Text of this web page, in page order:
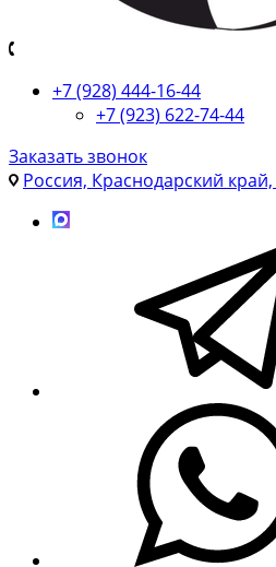
+7 (928) 444-16-44
+7 (923) 622-74-44
Заказать звонок
Россия, Краснодарский